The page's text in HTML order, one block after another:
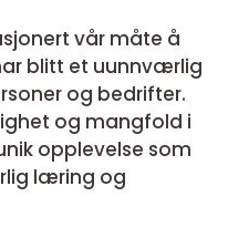
vår måte å
blitt et uunnværlig
og bedrifter.
og mangfold i
opplevelse som
læring og